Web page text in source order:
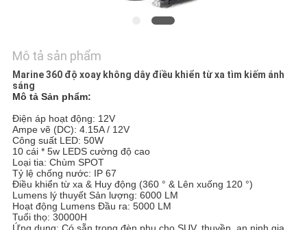
Mô tả sản phẩm
Marine 360 ​​độ xoay không dây điều khiển từ xa tìm kiếm ánh
sáng
Mô tả Sản phẩm:
Điện áp hoạt động: 12V
Ampe vẽ (DC): 4.15A / 12V
Công suất LED: 50W
10 cái * 5w LEDS cường độ cao
Loại tia: Chùm SPOT
Tỷ lệ chống nước: IP 67
Điều khiển từ xa & Huy động (360 ° & Lên xuống 120 °)
Lumens lý thuyết Sản lượng: 6000 LM
Hoạt động Lumens Đầu ra: 5000 LM
Tuổi thọ: 30000H